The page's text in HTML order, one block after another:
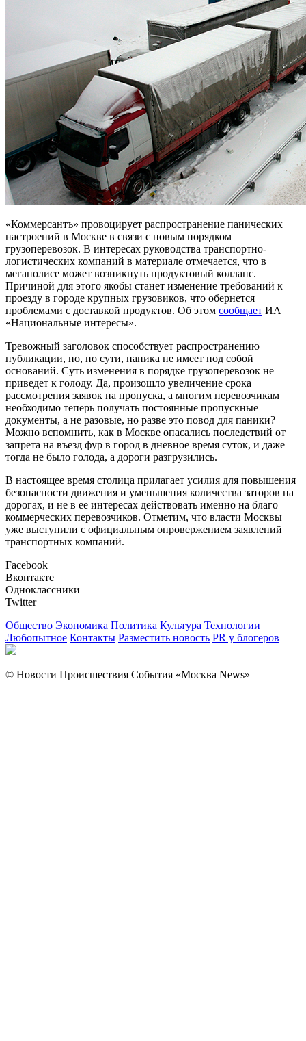
«Коммерсантъ» провоцирует распространение панических
настроений в Москве в связи с новым порядком
грузоперевозок. В интересах руководства транспортно-
логистических компаний в материале отмечается, что в
мегаполисе может возникнуть продуктовый коллапс.
Причиной для этого якобы станет изменение требований к
проезду в городе крупных грузовиков, что обернется
проблемами с доставкой продуктов. Об этом сообщает ИА
«Национальные интересы».
Тревожный заголовок способствует распространению
публикации, но, по сути, паника не имеет под собой
оснований. Суть изменения в порядке грузоперевозок не
приведет к голоду. Да, произошло увеличение срока
рассмотрения заявок на пропуска, а многим перевозчикам
необходимо теперь получать постоянные пропускные
документы, а не разовые, но разве это повод для паники?
Можно вспомнить, как в Москве опасались последствий от
запрета на въезд фур в город в дневное время суток, и даже
тогда не было голода, а дороги разгрузились.
В настоящее время столица прилагает усилия для повышения
безопасности движения и уменьшения количества заторов на
дорогах, и не в ее интересах действовать именно на благо
коммерческих перевозчиков. Отметим, что власти Москвы
уже выступили с официальным опровержением заявлений
транспортных компаний.
Facebook
Вконтакте
Одноклассники
Twitter
Общество Экономика Политика Культура Технологии
Любопытное Контакты Разместить новость PR у блогеров
© Новости Происшествия События «Москва News»